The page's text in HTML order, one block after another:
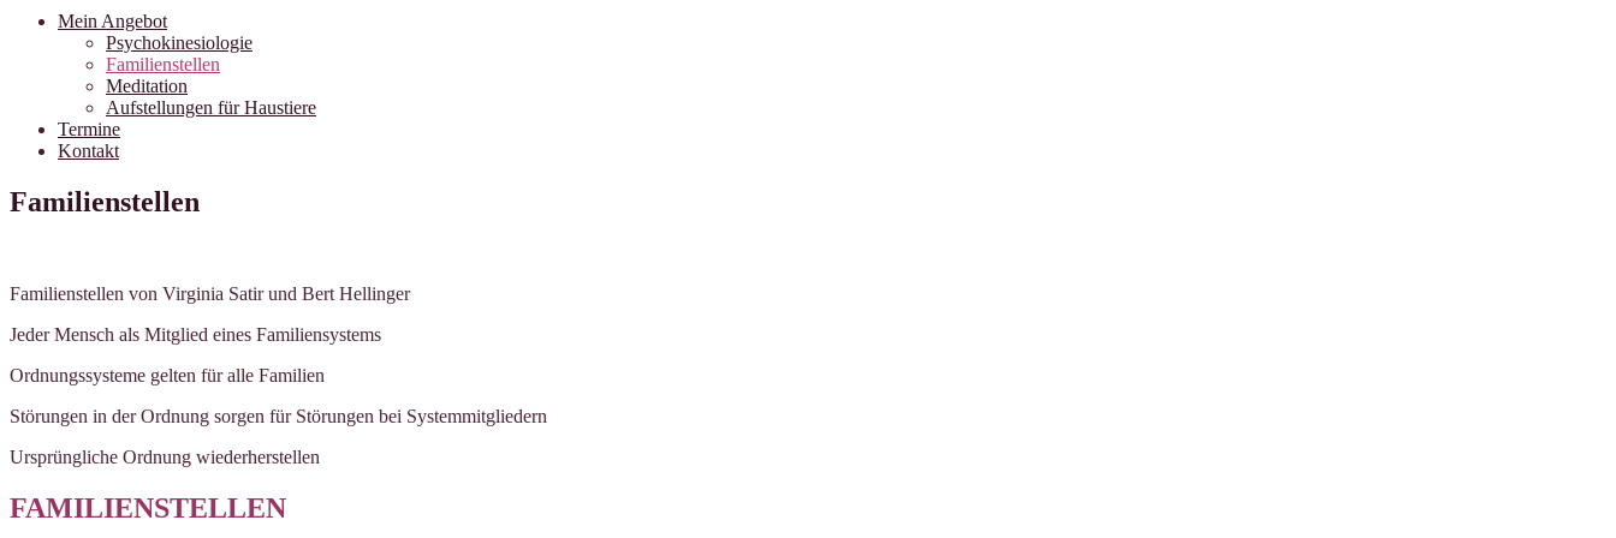
Mein Angebot
Psychokinesiologie
Familienstellen
Meditation
Aufstellungen für Haustiere
Termine
Kontakt
Familienstellen
Familienstellen von Virginia Satir und Bert Hellinger
Jeder Mensch als Mitglied eines Familiensystems
Ordnungssysteme gelten für alle Familien
Störungen in der Ordnung sorgen für Störungen bei Systemmitgliedern
Ursprüngliche Ordnung wiederherstellen
FAMILIENSTELLEN